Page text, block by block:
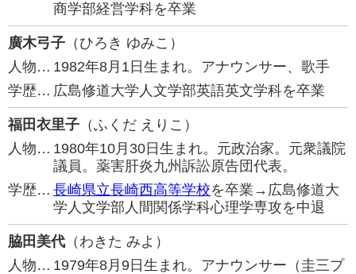
商学部経営学科を卒業
廣木弓子 （ひろき ゆみこ）
人物… 1982年8月1日生まれ。アナウンサー、歌手
学歴… 広島修道大学人文学部英語英文学科を卒業
福田衣里子 （ふくだ えりこ）
人物… 1980年10月30日生まれ。元政治家。元衆議院
議員。薬害肝炎九州訴訟原告団代表。
学歴… 長崎県立長崎西高等学校を卒業→広島修道大
学人文学部人間関係学科心理学専攻を中退
脇田美代 （わきた みよ）
人物… 1979年8月9日生まれ。アナウンサー（圭三プ